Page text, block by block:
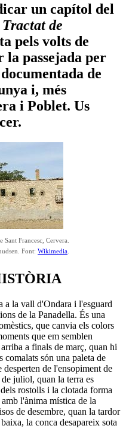
un capítol del
Tractat de
pels volts de
passejada per
de
i, més
i Poblet. Us
Sant Francesc, Cervera.
Font: Wikimedia
a la vall d'Ondara i l'esguard
de la Panadella. És una
que canvia els colors
que em semblen
a finals de març, quan hi
són una paleta de
de l'ensopiment de
juliol, quan la terra es
rostolls i la clotada forma
l'ànima mística de la
de desembre, quan la tardor
la conca desapareix sota